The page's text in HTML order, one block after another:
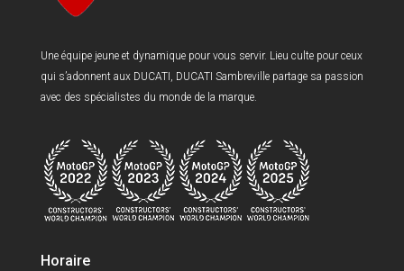
Une équipe jeune et dynamique pour vous servir. Lieu culte pour ceux
qui s’adonnent aux DUCATI, DUCATI Sambreville partage sa passion
avec des spécialistes du monde de la marque.
Horaire